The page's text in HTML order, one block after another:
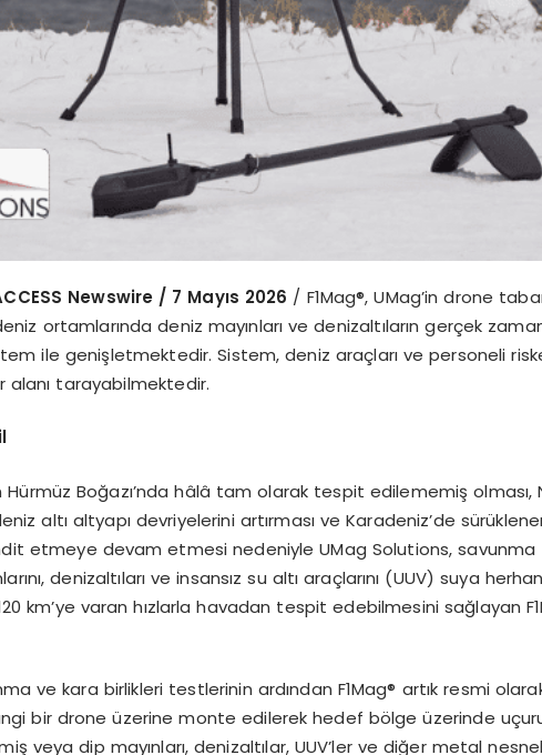
Newswire / 7 Mayıs 2026 / F1Mag®, UMag’in drone
ortamlarında deniz mayınları ve denizaltıların gerçek
ile genişletmektedir. Sistem, deniz araçları ve personeli
tarayabilmektedir.
Hürmüz Boğazı’nda hâlâ tam olarak tespit edilememiş olması,
altı altyapı devriyelerini artırması ve Karadeniz’de
etmeye devam etmesi nedeniyle UMag Solutions, savunma
denizaltıları ve insansız su altı araçlarını (UUV) suya
km’ye varan hızlarla havadan tespit edebilmesini sağlayan
ve kara birlikleri testlerinin ardından F1Mag® artık resmi
bir drone üzerine monte edilerek hedef bölge üzerinde
veya dip mayınları, denizaltılar, UUV’ler ve diğer metal